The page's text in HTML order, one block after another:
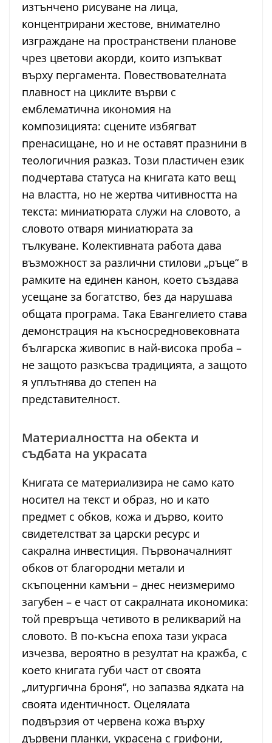
изтънчено рисуване на лица,
концентрирани жестове, внимателно
изграждане на пространствени планове
чрез цветови акорди, които изпъкват
върху пергамента. Повествователната
плавност на циклите върви с
емблематична икономия на
композицията: сцените избягват
пренасищане, но и не оставят празнини в
теологичния разказ. Този пластичен език
подчертава статуса на книгата като вещ
на властта, но не жертва читивността на
текста: миниатюрата служи на словото, а
словото отваря миниатюрата за
тълкуване. Колективната работа дава
възможност за различни стилови „ръце“ в
рамките на единен канон, което създава
усещане за богатство, без да нарушава
общата програма. Така Евангелието става
демонстрация на късносредновековната
българска живопис в най-висока проба –
не защото разкъсва традицията, а защото
я уплътнява до степен на
представителност.
Материалността на обекта и
съдбата на украсата
Книгата се материализира не само като
носител на текст и образ, но и като
предмет с обков, кожа и дърво, които
свидетелстват за царски ресурс и
сакрална инвестиция. Първоначалният
обков от благородни метали и
скъпоценни камъни – днес неизмеримо
загубен – е част от сакралната икономика:
той превръща четивото в реликварий на
словото. В по-късна епоха тази украса
изчезва, вероятно в резултат на кражба, с
което книгата губи част от своята
„литургична броня“, но запазва ядката на
своята идентичност. Оцелялата
подвързия от червена кожа върху
дървени планки, украсена с грифони,